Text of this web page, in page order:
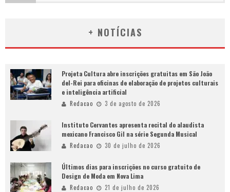
+ NOTÍCIAS
Projeta Cultura abre inscrições gratuitas em São João
del-Rei para oficinas de elaboração de projetos culturais
e inteligência artificial
Redacao 3 de agosto de 2026
Instituto Cervantes apresenta recital do alaudista
mexicano Francisco Gil na série Segunda Musical
Redacao 30 de julho de 2026
Últimos dias para inscrições no curso gratuito de
Design de Moda em Nova Lima
Redacao 21 de julho de 2026